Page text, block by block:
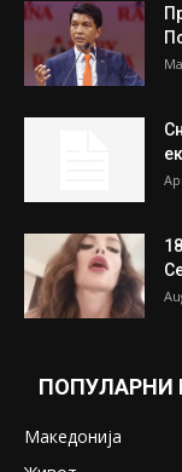
ПОПУЛАРНИ
Македонија